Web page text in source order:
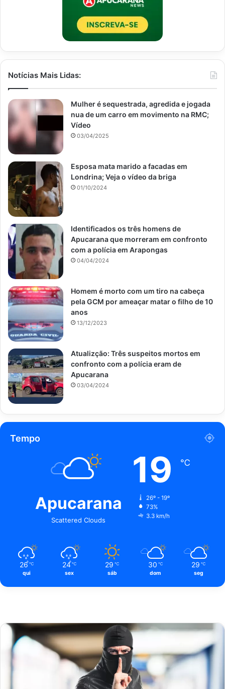
Notícias Mais Lidas:
Mulher é sequestrada, agredida e jogada
nua de um carro em movimento na RMC;
Vídeo
03/04/2025
Esposa mata marido a facadas em
Londrina; Veja o vídeo da briga
01/10/2024
Identificados os três homens de
Apucarana que morreram em confronto
com a polícia em Arapongas
04/04/2024
Homem é morto com um tiro na cabeça
pela GCM por ameaçar matar o filho de 10
anos
13/12/2023
Atualizção: Três suspeitos mortos em
confronto com a polícia eram de
Apucarana
03/04/2024
Tempo
Apucarana
Scattered Clouds
19 ℃
26º - 19º
73%
3.3 km/h
26 ℃
qui
24 ℃
sex
29 ℃
sáb
30 ℃
dom
29 ℃
seg